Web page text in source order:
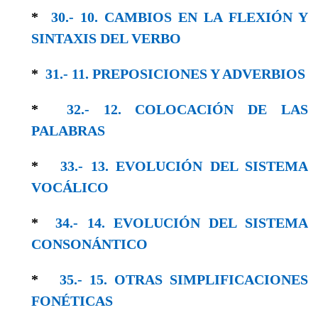
* 30.- 10. CAMBIOS EN LA FLEXIÓN Y
SIN­TAXIS DEL VERBO
* 31.- 11. PREPOSICIONES Y ADVERBIOS
* 32.- 12. COLOCACIÓN DE LAS
PALABRAS
*33.- 13. EVOLUCIÓN DEL SISTEMA
VOCÁLICO
*34.- 14. EVOLUCIÓN DEL SISTEMA
CONSO­NÁNTICO
* 35.- 15. OTRAS SIMPLIFICACIONES
FONÉTICAS